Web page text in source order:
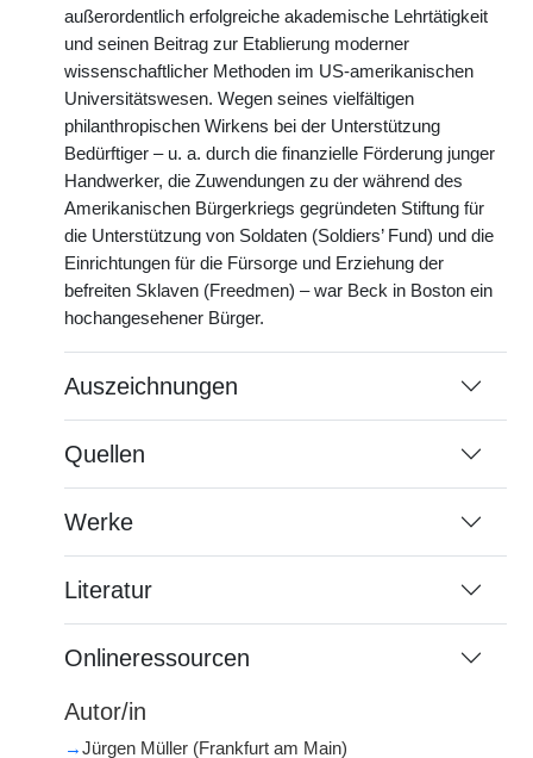
außerordentlich erfolgreiche akademische Lehrtätigkeit
und seinen Beitrag zur Etablierung moderner
wissenschaftlicher Methoden im US-amerikanischen
Universitätswesen. Wegen seines vielfältigen
philanthropischen Wirkens bei der Unterstützung
Bedürftiger – u. a. durch die finanzielle Förderung junger
Handwerker, die Zuwendungen zu der während des
Amerikanischen Bürgerkriegs gegründeten Stiftung für
die Unterstützung von Soldaten (Soldiers’ Fund) und die
Einrichtungen für die Fürsorge und Erziehung der
befreiten Sklaven (Freedmen) – war Beck in Boston ein
hochangesehener Bürger.
Auszeichnungen
Quellen
Werke
Literatur
Onlineressourcen
Autor/in
→Jürgen Müller (Frankfurt am Main)